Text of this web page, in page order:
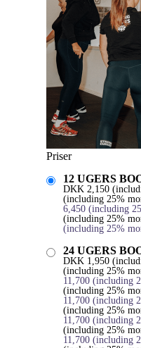
Priser
12 UGERS
DKK 2,150
(including 25%
6,450 (including
(including 25%
(including 25%
24 UGERS
DKK 1,950
(including 25%
11,700 (including
(including 25%
11,700 (including
(including 25%
11,700 (including
(including 25%
11,700 (including